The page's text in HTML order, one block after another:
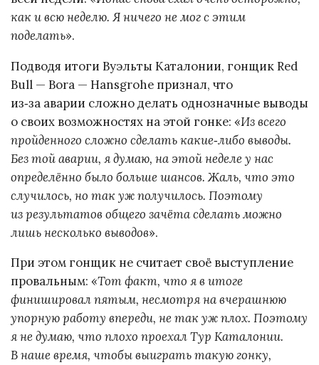
как и всю неделю. Я ничего не мог с этим
поделать».
Подводя итоги Вуэльты Каталонии, гонщик Red
Bull — Bora — Hansgrohe признал, что
из‑за аварии сложно делать однозначные выводы
о своих возможностях на этой гонке: «Из всего
пройденного сложно сделать какие‑либо выводы.
Без той аварии, я думаю, на этой неделе у нас
определённо было больше шансов. Жаль, что это
случилось, но так уж получилось. Поэтому
из результатов общего зачёта сделать можно
лишь несколько выводов».
При этом гонщик не считает своё выступление
провальным: «Тот факт, что я в итоге
финишировал пятым, несмотря на вчерашнюю
упорную работу впереди, не так уж плох. Поэтому
я не думаю, что плохо проехал Тур Каталонии.
В наше время, чтобы выиграть такую ​​гонку,